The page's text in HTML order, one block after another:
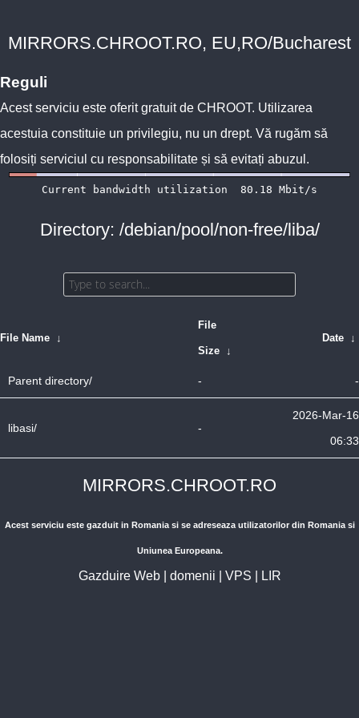
MIRRORS.CHROOT.RO, EU,RO/Bucharest
Reguli
Acest serviciu este oferit gratuit de CHROOT. Utilizarea
acestuia constituie un privilegiu, nu un drept. Vă rugăm să
folosiți serviciul cu responsabilitate și să evitați abuzul.
Directory: /debian/pool/non-free/liba/
File Name ↓
File
Size ↓
Date ↓
Parent directory/ - -
libasi/ -
2026-Mar-16
06:33
MIRRORS.CHROOT.RO
Acest serviciu este gazduit in Romania si se adreseaza utilizatorilor din Romania si
Uniunea Europeana.
Gazduire Web| domenii VPS LIR